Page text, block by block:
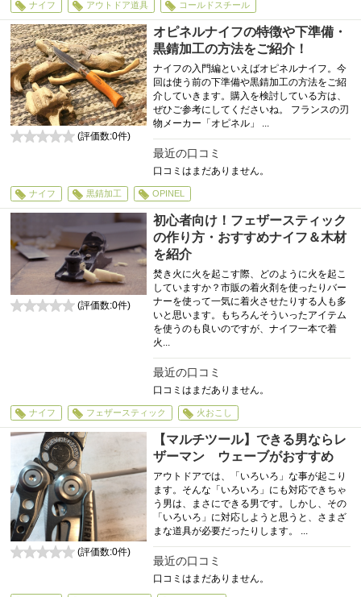
ナイフ アウトドア道具 コールドスチール
オピネルナイフの特徴や下準備・
黒錆加工の方法をご紹介！
ナイフの入門編といえばオピネルナイフ。今
回は使う前の下準備や黒錆加工の方法をご紹
介していきます。購入を検討している方は、
ぜひご参考にしてくださいね。 フランスの刃
物メーカー「オピネル」 ...
最近の口コミ
口コミはまだありません。
(評価数:0件)
ナイフ 黒錆加工 OPINEL
初心者向け！フェザースティック
の作り方・おすすめナイフ＆木材
を紹介
焚き火に火を起こす際、どのように火を起こ
していますか？市販の着火剤を使ったりバー
ナーを使って一気に着火させたりする人も多
いと思います。もちろんそういったアイテム
を使うのも良いのですが、ナイフ一本で着
火...
最近の口コミ
口コミはまだありません。
(評価数:0件)
ナイフ フェザースティック 火おこし
【マルチツール】できる男ならレ
ザーマン ウェーブがおすすめ
アウトドアでは、「いろいろ」な事が起こり
ます。そんな「いろいろ」にも対応できちゃ
う男は、まさにできる男です。しかし、その
「いろいろ」に対応しようと思うと、さまざ
まな道具が必要だったりします。 ...
最近の口コミ
口コミはまだありません。
(評価数:0件)